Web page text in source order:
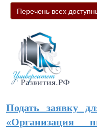
Перечень всех
Подать заявку
«Организация